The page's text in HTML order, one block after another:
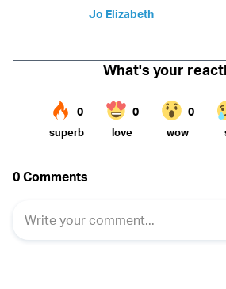
Jo Elizabeth